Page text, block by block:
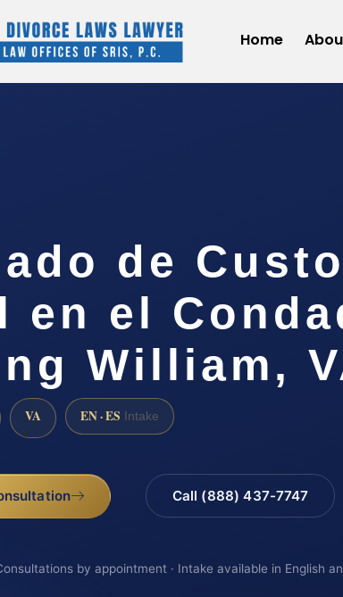
Home
de
en el
William,
VA EN · ES Intake
Call (888) 437-7747
by appointment · Intake available in English